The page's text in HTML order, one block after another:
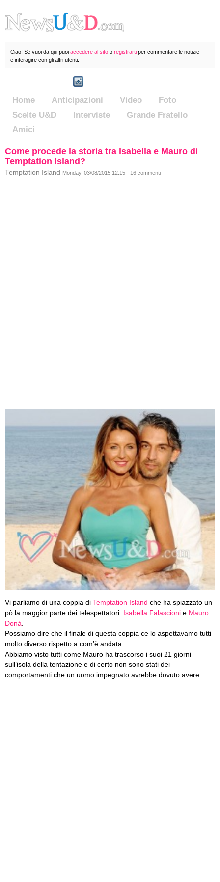
Ciao! Se vuoi da qui puoi accedere al sito o registrarti per commentare le notizie
e interagire con gli altri utenti.
Home Anticipazioni Video
Foto
Scelte U&D
Interviste
Grande Fratello
Amici
Come procede la storia tra Isabella e Mauro di
Temptation Island?
Temptation Island Monday, 03/08/2015 12:15 - 16 commenti
Vi parliamo di una coppia di Temptation Island che ha spiazzato un
pò la maggior parte dei telespettatori: Isabella Falascioni e Mauro
Donà
Possiamo dire che il finale di questa coppia ce lo aspettavamo tutti
molto diverso rispetto a com’è andata.
Abbiamo visto tutti come Mauro ha trascorso i suoi 21 giorni
sull’isola della tentazione e di certo non sono stati dei
comportamenti che un uomo impegnato avrebbe dovuto avere.